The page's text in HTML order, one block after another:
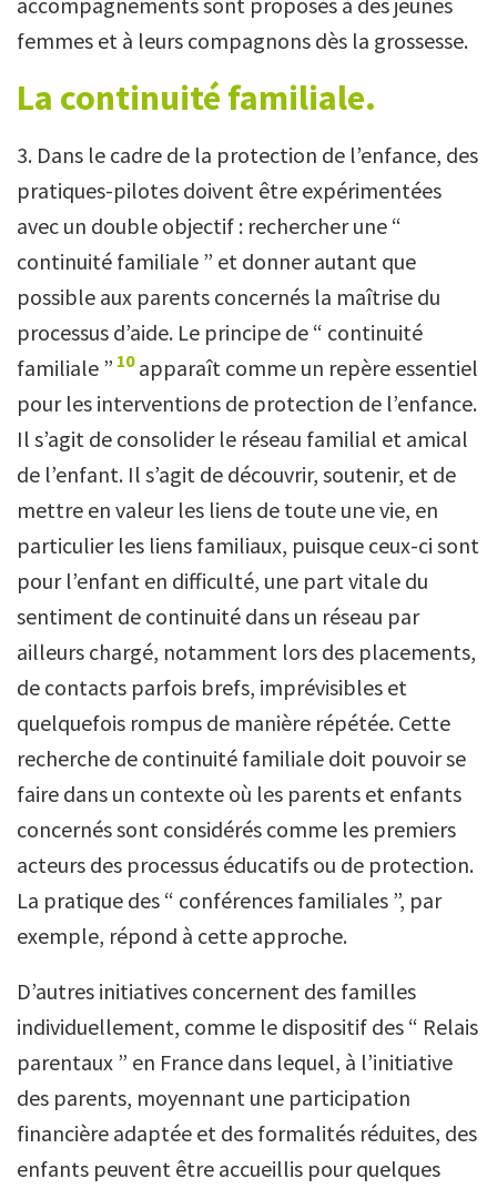
femmes et à leurs compagnons dès la grossesse.
La continuité familiale.
3. Dans le cadre de la protection de l’enfance, des
pratiques-pilotes doivent être expérimentées
avec un double objectif : rechercher une “
continuité familiale ” et donner autant que
possible aux parents concernés la maîtrise du
processus d’aide. Le principe de “ continuité
familiale ” 10apparaît comme un repère essentiel
pour les interventions de protection de l’enfance.
Il s’agit de consolider le réseau familial et amical
de l’enfant. Il s’agit de découvrir, soutenir, et de
mettre en valeur les liens de toute une vie, en
particulier les liens familiaux, puisque ceux-ci sont
pour l’enfant en difficulté, une part vitale du
sentiment de continuité dans un réseau par
ailleurs chargé, notamment lors des placements,
de contacts parfois brefs, imprévisibles et
quelquefois rompus de manière répétée. Cette
recherche de continuité familiale doit pouvoir se
faire dans un contexte où les parents et enfants
concernés sont considérés comme les premiers
acteurs des processus éducatifs ou de protection.
La pratique des “ conférences familiales ”, par
exemple, répond à cette approche.
D’autres initiatives concernent des familles
individuellement, comme le dispositif des “ Relais
parentaux ” en France dans lequel, à l’initiative
des parents, moyennant une participation
financière adaptée et des formalités réduites, des
enfants peuvent être accueillis pour quelques